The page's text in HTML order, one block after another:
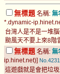
無標題 名稱: 無
*.dynamic-
台灣人是不是一堆
颱風天不要上來8階
無標題 名稱: 無
ip.hinet.net)]
這遊戲就是會把垃